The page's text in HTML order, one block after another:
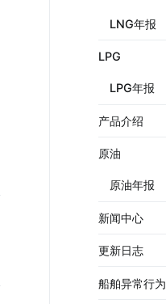
LNG年报
LPG
LPG年报
产品介绍
原油
原油年报
新闻中心
更新日志
船舶异常行为